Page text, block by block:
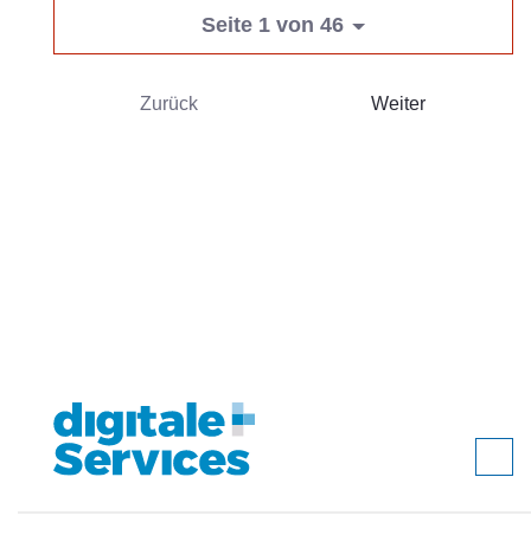
Seite 1 von 46
Zurück Weiter